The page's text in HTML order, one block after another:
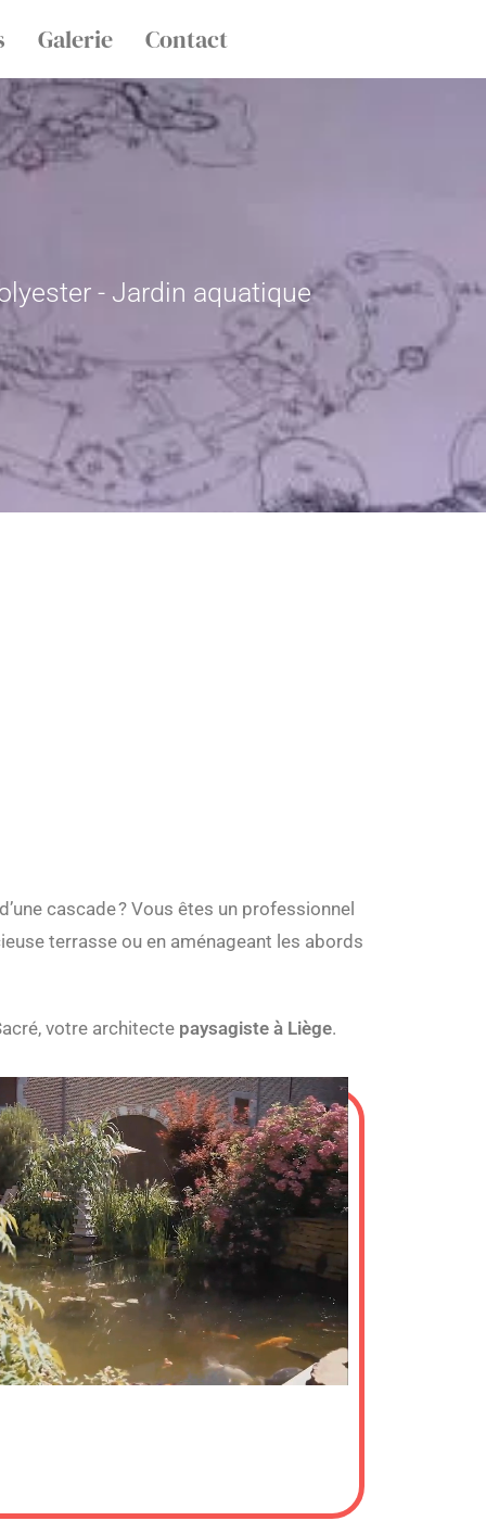
Galerie Contact
- Jardin aquatique
cascade ? Vous êtes un professionnel
terrasse ou en aménageant les abords
selon les saisons ?
votre architecte paysagiste à Liège.